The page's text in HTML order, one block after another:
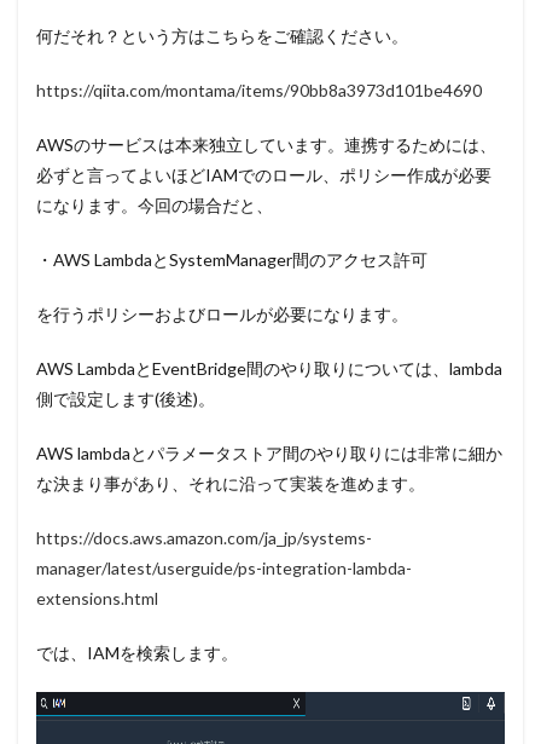
何だそれ？という方はこちらをご確認ください。
https://qiita.com/montama/items/90bb8a3973d101be4690
AWSのサービスは本来独立しています。連携するためには、
必ずと言ってよいほどIAMでのロール、ポリシー作成が必要
になります。今回の場合だと、
・AWS LambdaとSystemManager間のアクセス許可
を行うポリシーおよびロールが必要になります。
AWS LambdaとEventBridge間のやり取りについては、lambda
側で設定します(後述)。
AWS lambdaとパラメータストア間のやり取りには非常に細か
な決まり事があり、それに沿って実装を進めます。
https://docs.aws.amazon.com/ja_jp/systems-
manager/latest/userguide/ps-integration-lambda-
extensions.html
では、IAMを検索します。